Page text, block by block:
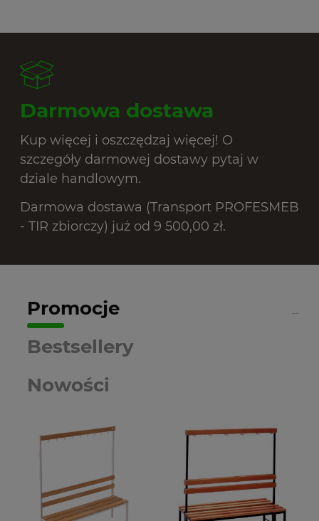
Darmowa dostawa
Kup więcej i oszczędzaj więcej! O
szczegóły darmowej dostawy pytaj w
dziale handlowym.
Darmowa dostawa (Transport PROFESMEB
- TIR zbiorczy) już od 9 500,00 zł.
Promocje
Nowości
Bestsellery